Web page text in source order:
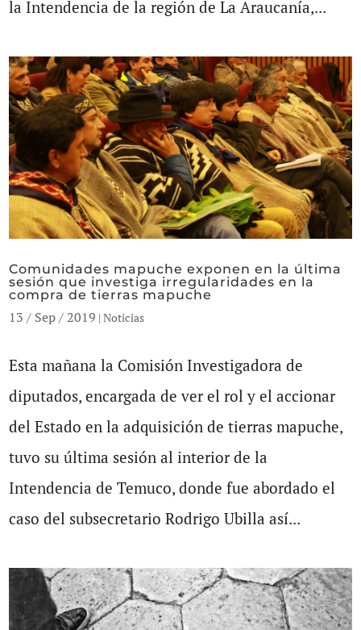
la Intendencia de la región de La Araucanía,...
Comunidades mapuche exponen en la última
sesión que investiga irregularidades en la
compra de tierras mapuche
13 / Sep / 2019 |Noticias
Esta mañana la Comisión Investigadora de
diputados, encargada de ver el rol y el accionar
del Estado en la adquisición de tierras mapuche,
tuvo su última sesión al interior de la
Intendencia de Temuco, donde fue abordado el
caso del subsecretario Rodrigo Ubilla así...